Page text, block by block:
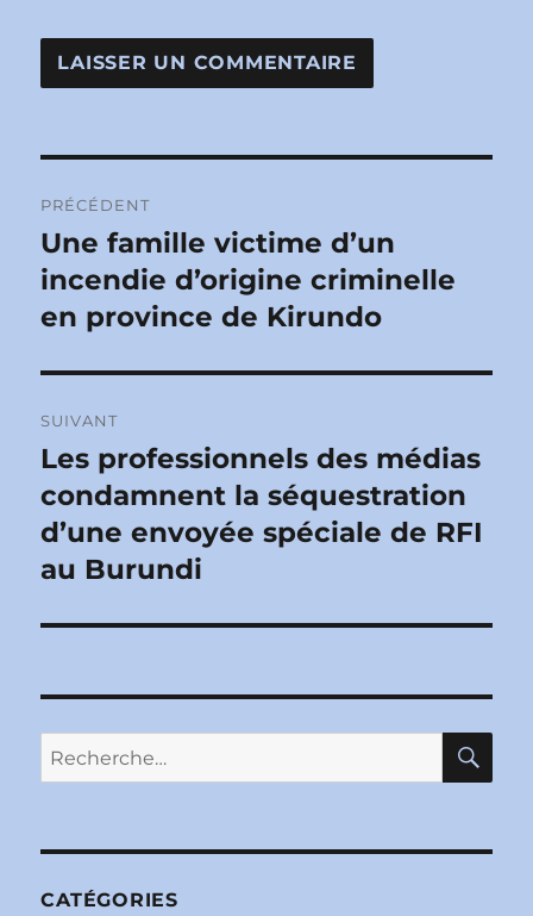
de
l’article
PRÉCÉDENT
Publication
précédente :
Une famille victime d’un
incendie d’origine criminelle
en province de Kirundo
SUIVANT
Publication
suivante :
Les professionnels des médias
condamnent la séquestration
d’une envoyée spéciale de RFI
au Burundi
Recherche
pour :
CATÉGORIES